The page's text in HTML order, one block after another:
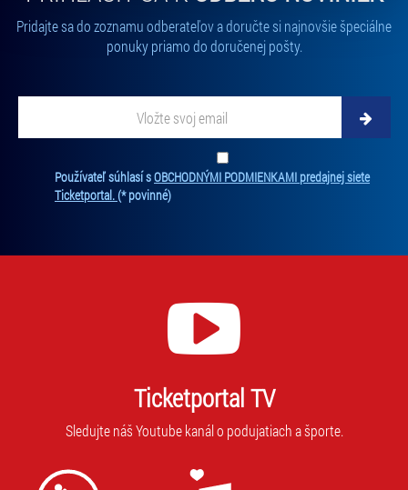
„Cookies a jejich nastavení“.
Pridajte sa do zoznamu odberateľov a doručte si najnovšie špeciálne
ponuky priamo do doručenej pošty.
Zadajte svoju e-mailovú adresu, na ktorú vám budeme zasielať
Používateľ súhlasí sOBCHODNÝMI PODMIENKAMI predajnej siete
Ticketportal.(* povinné)
Ticketportal TV
Sledujte náš Youtube kanál o podujatiach a športe.